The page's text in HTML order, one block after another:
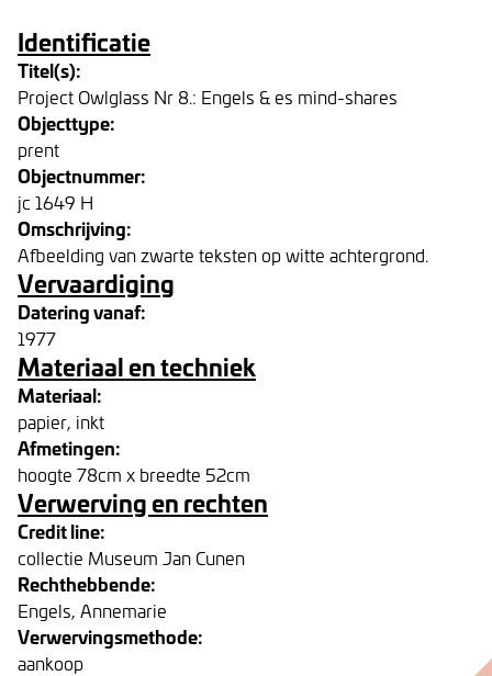
Identificatie
Titel(s):
Project Owlglass Nr 8.: Engels & es mind-shares
Objecttype:
prent
Objectnummer:
jc 1649 H
Omschrijving:
Afbeelding van zwarte teksten op witte achtergrond.
Vervaardiging
Datering vanaf:
1977
Materiaal en techniek
Materiaal:
papier, inkt
Afmetingen:
hoogte 78cm x breedte 52cm
Verwerving en rechten
Credit line:
collectie Museum Jan Cunen
Rechthebbende:
Engels, Annemarie
Verwervingsmethode:
aankoop